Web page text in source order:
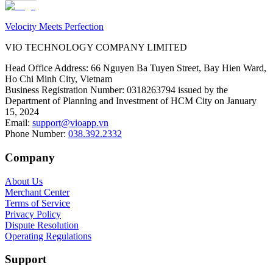
Velocity Meets Perfection
VIO TECHNOLOGY COMPANY LIMITED
Head Office Address: 66 Nguyen Ba Tuyen Street, Bay Hien Ward,
Ho Chi Minh City, Vietnam
Business Registration Number: 0318263794 issued by the
Department of Planning and Investment of HCM City on January
15, 2024
Email: support@vioapp.vn
Phone Number: 038.392.2332
Company
About Us
Merchant Center
Terms of Service
Privacy Policy
Dispute Resolution
Operating Regulations
Support